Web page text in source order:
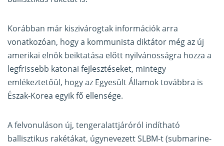
Korábban már kiszivárogtak információk arra
vonatkozóan, hogy a kommunista diktátor még az új
amerikai elnök beiktatása előtt nyilvánosságra hozza a
legfrissebb katonai fejlesztéseket, mintegy
emlékeztetőül, hogy az Egyesült Államok továbbra is
Észak-Korea egyik fő ellensége.
A felvonuláson új, tengeralattjáróról indítható
ballisztikus rakétákat, úgynevezett SLBM-t (submarine-